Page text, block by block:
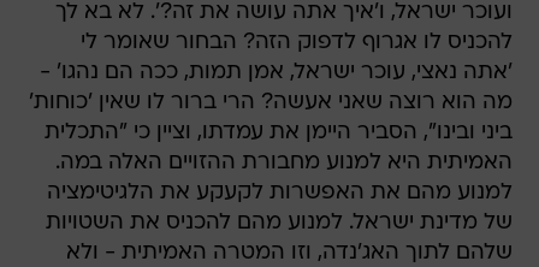
ועוכר ישראל, ו'איך אתה עושה את זה?'. לא בא לך
להכניס לו אגרוף לדפוק הזה? הבחור שאומר לי
'אתה נאצי, עוכר ישראל, אמן תמות, ככה הם נהגו' -
מה הוא רוצה שאני אעשה? הרי ברור לו שאין 'כוחות'
ביני ובינו", הסביר היימן את עמדתו, וציין כי "התכלית
האמיתית היא למנוע מחבורת ההזויים האלה במה.
למנוע מהם את האפשרות לקעקע את הלגיטימציה
של מדינת ישראל. למנוע מהם להכניס את השטויות
שלהם לתוך האג'נדה, וזו המטרה האמיתית - ולא